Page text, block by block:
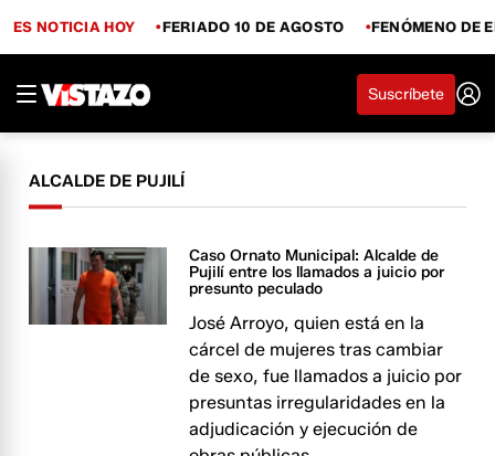
ES NOTICIA HOY FERIADO 10 DE AGOSTO FENÓMENO DE
Suscríbete
ALCALDE DE PUJILÍ
Caso Ornato Municipal: Alcalde de
Pujilí entre los llamados a juicio por
presunto peculado
José Arroyo, quien está en la
cárcel de mujeres tras cambiar
de sexo, fue llamados a juicio por
presuntas irregularidades en la
adjudicación y ejecución de